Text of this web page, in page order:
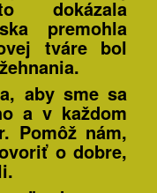
dokázala
premohla
tváre bol
aby sme sa
a v každom
Pomôž nám,
o dobre,